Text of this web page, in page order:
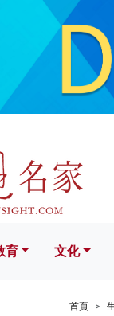
文化 財經
育 文化
首頁